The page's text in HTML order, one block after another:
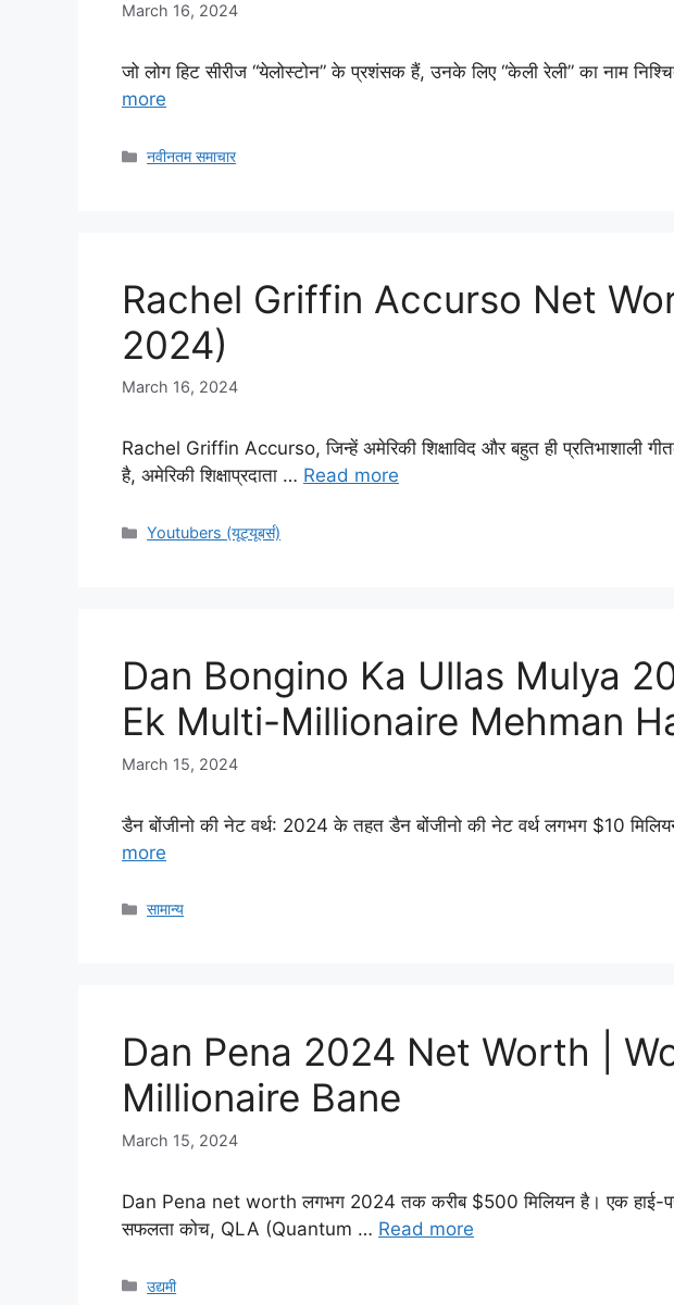
March 16, 2024
जो लोग हिट सीरीज “येलोस्टोन” के प्रशंसक हैं, उनके लिए “केली रेली” का नाम
more
Categories
नवीनतम समाचार
Rachel Griffin Accurso Net
2024)
March 16, 2024
Rachel Griffin Accurso, जिन्हें अमेरिकी शिक्षाविद और बहुत ही प्रतिभाशाली
है, अमेरिकी शिक्षाप्रदाता … Read more
Categories
Youtubers (यूट्यूबर्स)
Dan Bongino Ka Ullas Mulya
Ek Multi-Millionaire Mehman
March 15, 2024
डैन बोंजीनो की नेट वर्थ: 2024 के तहत डैन बोंजीनो की नेट वर्थ लगभग $10
more
Categories
सामान्य
Dan Pena 2024 Net Worth |
Millionaire Bane
March 15, 2024
Dan Pena net worth लगभग 2024 तक करीब $500 मिलियन है। एक हाई-
सफलता कोच, QLA (Quantum … Read more
Categories
उद्यमी